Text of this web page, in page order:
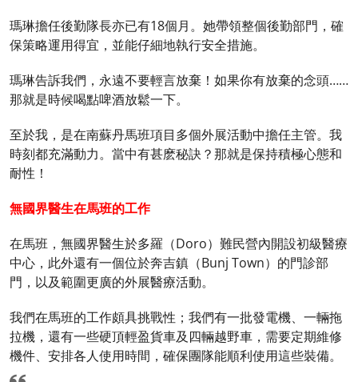
瑪琳擔任後勤隊長亦已有18個月。她帶領整個後勤部門，確
保策略運用得宜，並能仔細地執行安全措施。
瑪琳告訴我們，永遠不要輕言放棄！如果你有放棄的念頭……
那就是時候喝點啤酒放鬆一下。
至於我，是在南蘇丹馬班項目多個外展活動中擔任主管。我
時刻都充滿動力。當中有甚麽秘訣？那就是保持積極心態和
耐性！
無國界醫生在馬班的工作
在馬班，無國界醫生於多羅（Doro）難民營內開設初級醫療
中心，此外還有一個位於奔吉鎮（Bunj Town）的門診部
門，以及範圍更廣的外展醫療活動。
我們在馬班的工作頗具挑戰性；我們有一批發電機、一輛拖
拉機，還有一些硬頂輕盈貨車及四輛越野車，需要定期維修
機件、安排各人使用時間，確保團隊能順利使用這些裝備。